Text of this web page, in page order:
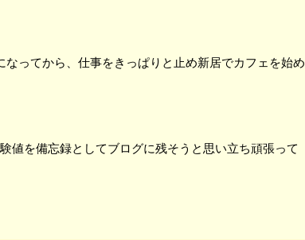
ってから、仕事をきっぱりと止め新居でカフェを始め
値を備忘録としてブログに残そうと思い立ち頑張って